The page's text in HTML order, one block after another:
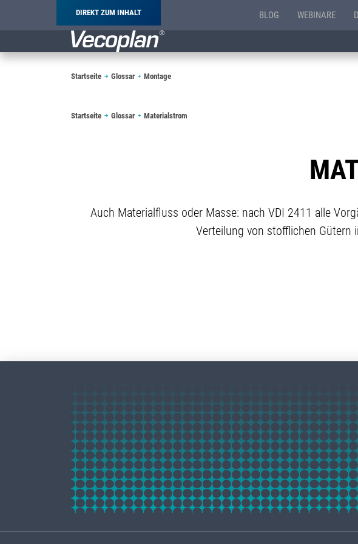
DIREKT ZUM INHALT BLOG WEBINARE
Pfadnavigation
Startseite Glossar Montage
Pfadnavigation
Startseite Glossar Materialstrom
Auch Materialfluss oder Masse: nach VDI 2411 alle
Verteilung von stofflichen Gütern